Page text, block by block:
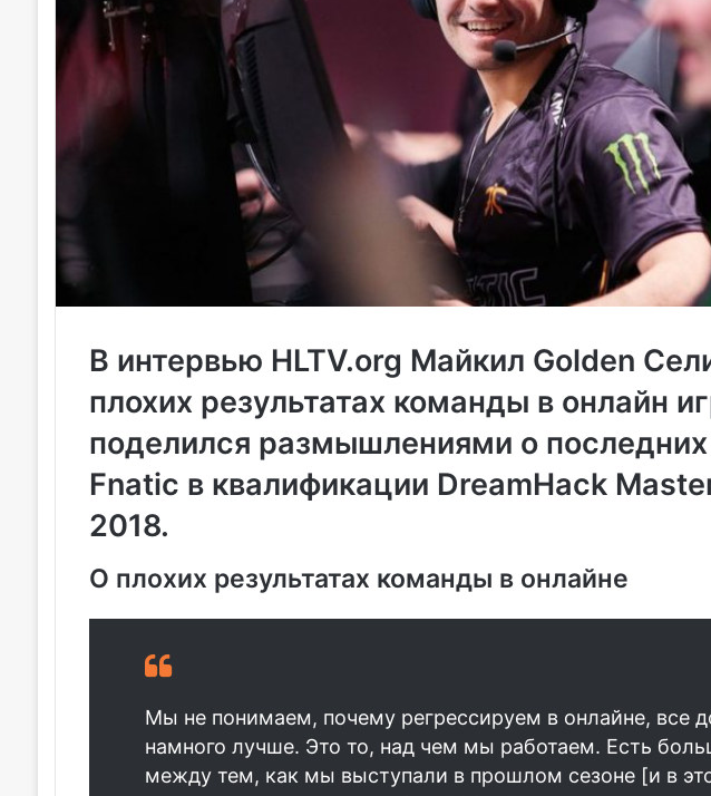
В интервью HLTV.org Майкил Golden
плохих результатах команды в онлайн
поделился размышлениями о
Fnatic в квалификации DreamHack
2018.
О плохих результатах команды в онлайне
Мы не понимаем, почему регрессируем в онлайне, все
намного лучше. Это то, над чем мы работаем. Есть
между тем, как мы выступали в прошлом сезоне [и в